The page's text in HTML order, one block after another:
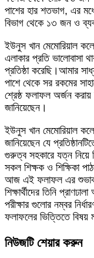
পাশের হার শতভাগ, এর
বিভাগ থেকে ১৩ জন ও
ইউনুস খান মেমোরিয়াল
এলাকার প্রতি ভালোবাসা
প্রতিষ্ঠা করেছি।আমার
পাশে থেকে সর রকমের
শ্রেষ্ঠ ফলাফল অর্জন করায়
জানিয়েছেন।
ইউনুস খান মেমোরিয়াল
জানিয়েছেন যে
গুরুত্ব সহকারে যত্ন নিয়ে
সকল শিক্ষক ও শিক্ষিকা
আজ এই ফলাফল এর
শিক্ষার্থীদের তিনি
পরীক্ষার গুলোর নম্বর
ফলাফলের ভিত্তিতে বিষয়
নিউজটি শেয়ার করুন